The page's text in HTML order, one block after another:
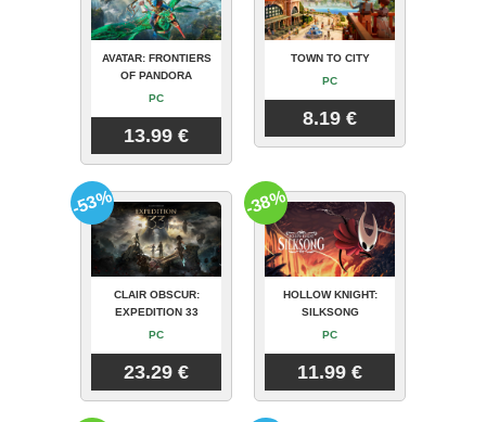
AVATAR: FRONTIERS
OF PANDORA
PC
13.99 €
TOWN TO CITY
PC
8.19 €
CLAIR OBSCUR:
EXPEDITION 33
PC
23.29 €
-53%
HOLLOW KNIGHT:
SILKSONG
PC
11.99 €
-38%